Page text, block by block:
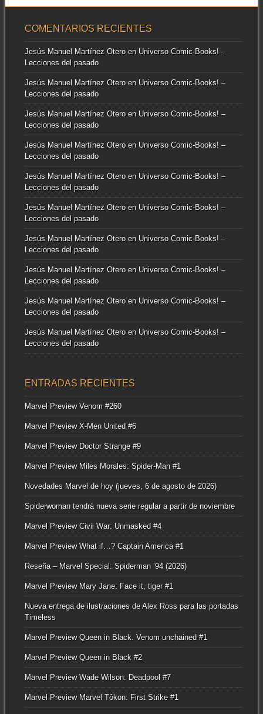
COMENTARIOS RECIENTES
Jesús Manuel Martínez Oteroen Universo Comic-Books! –
Lecciones del pasado
Jesús Manuel Martínez Oteroen Universo Comic-Books! –
Lecciones del pasado
Jesús Manuel Martínez Oteroen Universo Comic-Books! –
Lecciones del pasado
Jesús Manuel Martínez Oteroen Universo Comic-Books! –
Lecciones del pasado
Jesús Manuel Martínez Oteroen Universo Comic-Books! –
Lecciones del pasado
Jesús Manuel Martínez Oteroen Universo Comic-Books! –
Lecciones del pasado
Jesús Manuel Martínez Oteroen Universo Comic-Books! –
Lecciones del pasado
Jesús Manuel Martínez Oteroen Universo Comic-Books! –
Lecciones del pasado
Jesús Manuel Martínez Oteroen Universo Comic-Books! –
Lecciones del pasado
Jesús Manuel Martínez Oteroen Universo Comic-Books! –
Lecciones del pasado
ENTRADAS RECIENTES
Marvel Preview Venom #260
Marvel Preview X-Men United #6
Marvel Preview Doctor Strange #9
Marvel Preview Miles Morales: Spider-Man #1
Novedades Marvel de hoy (jueves, 6 de agosto de 2026)
Spiderwoman tendrá nueva serie regular a partir de noviembre
Marvel Preview Civil War: Unmasked #4
Marvel Preview What if…? Captain America #1
Reseña – Marvel Special: Spiderman ’94 (2026)
Marvel Preview Mary Jane: Face it, tiger #1
Nueva entrega de ilustraciones de Alex Ross para las portadas
Timeless
Marvel Preview Queen in Black. Venom unchained #1
Marvel Preview Queen in Black #2
Marvel Preview Wade Wilson: Deadpool #7
Marvel Preview Marvel Tôkon: First Strike #1